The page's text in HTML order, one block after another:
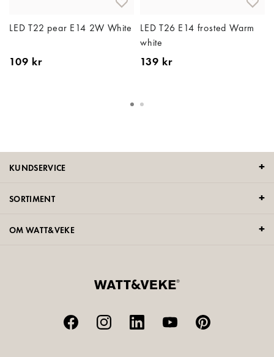
LED T22 pear E14 2W White
109 kr
LED T26 E14 frosted Warm
white
139 kr
KUNDSERVICE
SORTIMENT
OM WATT&VEKE